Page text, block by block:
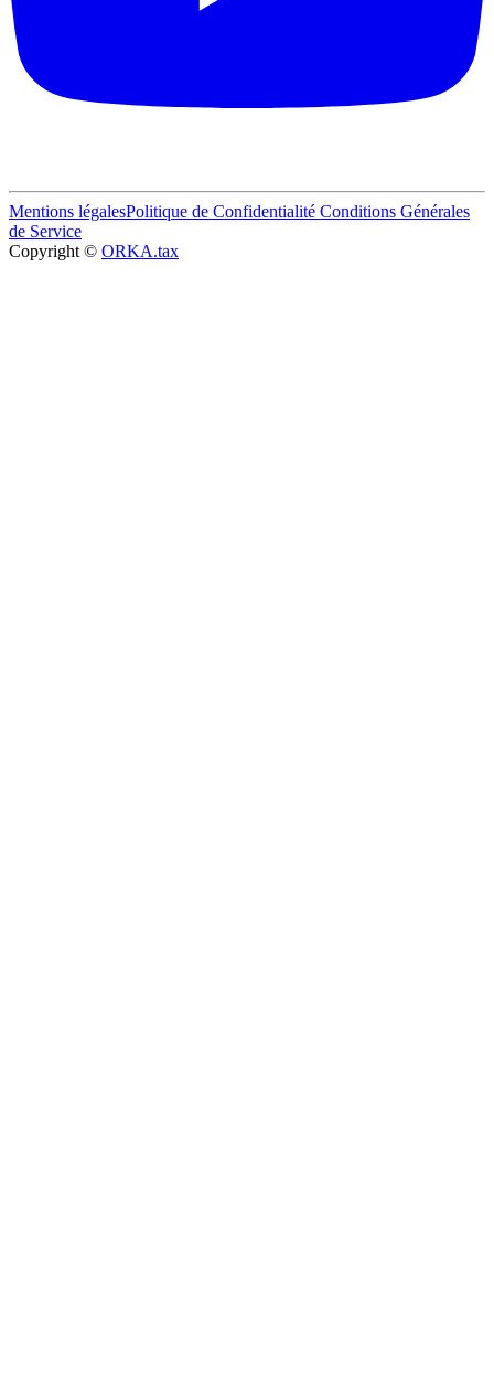
Mentions légalesPolitique de Confidentialité Conditions Générales
de Service
Copyright © ORKA.tax